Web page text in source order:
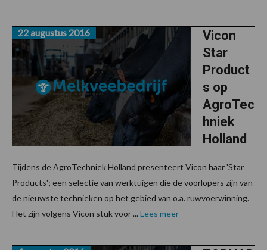
Vicon
Star
Product
s op
AgroTec
hniek
Holland
22 augustus 2016
Tijdens de AgroTechniek Holland presenteert Vicon haar 'Star
Products'; een selectie van werktuigen die de voorlopers zijn van
de nieuwste technieken op het gebied van o.a. ruwvoerwinning.
Het zijn volgens Vicon stuk voor ... Lees meer